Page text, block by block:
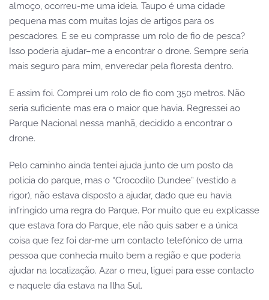
almoço, ocorreu-me uma ideia. Taupo é uma cidade
pequena mas com muitas lojas de artigos para os
pescadores. E se eu comprasse um rolo de fio de pesca?
Isso poderia ajudar–me a encontrar o drone. Sempre seria
mais seguro para mim, enveredar pela floresta dentro.
E assim foi. Comprei um rolo de fio com 350 metros. Não
seria suficiente mas era o maior que havia. Regressei ao
Parque Nacional nessa manhã, decidido a encontrar o
drone.
Pelo caminho ainda tentei ajuda junto de um posto da
policia do parque, mas o “Crocodilo Dundee” (vestido a
rigor), não estava disposto a ajudar, dado que eu havia
infringido uma regra do Parque. Por muito que eu explicasse
que estava fora do Parque, ele não quis saber e a única
coisa que fez foi dar-me um contacto telefónico de uma
pessoa que conhecia muito bem a região e que poderia
ajudar na localização. Azar o meu, liguei para esse contacto
e naquele dia estava na Ilha Sul.